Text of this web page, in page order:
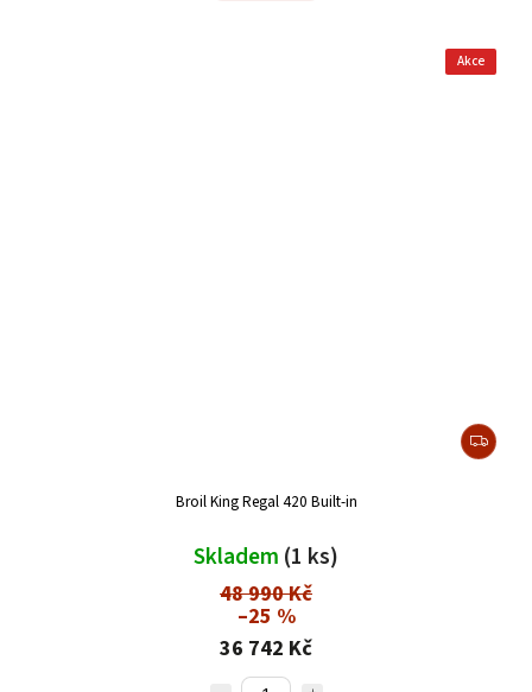
Akce
Broil King Regal 420 Built-in
Skladem (1 ks)
48 990 Kč
–25 %
36 742 Kč